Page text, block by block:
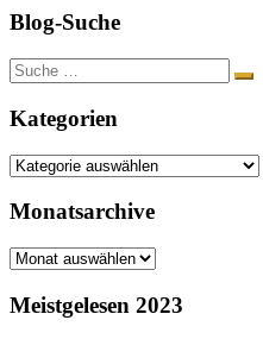
Blog-Suche
Suche
nach:
Kategorien
Kategorien
Monatsarchive
Monatsarchive
Meistgelesen 2023